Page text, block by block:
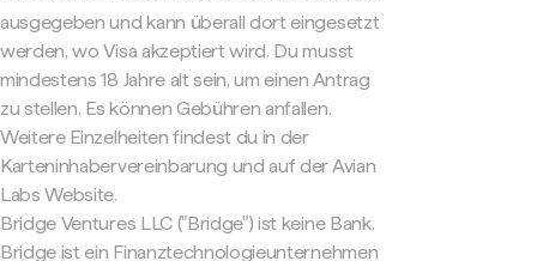
ausgegeben und kann überall dort eingesetzt
werden, wo Visa akzeptiert wird. Du musst
mindestens 18 Jahre alt sein, um einen Antrag
zu stellen. Es können Gebühren anfallen.
Weitere Einzelheiten findest du in der
Karteninhabervereinbarung und auf der Avian
Labs Website.
Bridge Ventures LLC ("Bridge") ist keine Bank.
Bridge ist ein Finanztechnologieunternehmen